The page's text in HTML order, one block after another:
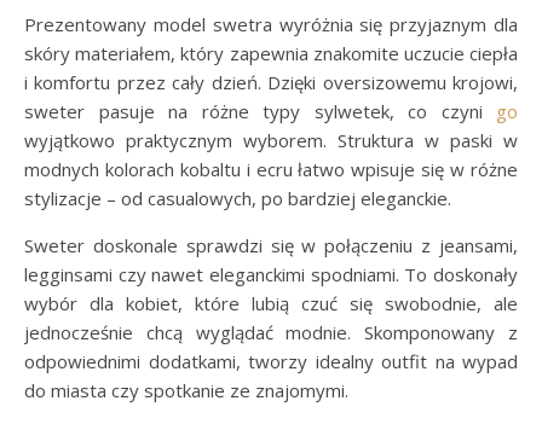
Prezentowany model swetra wyróżnia się przyjaznym dla
skóry materiałem, który zapewnia znakomite uczucie ciepła
i komfortu przez cały dzień. Dzięki oversizowemu krojowi,
sweter pasuje na różne typy sylwetek, co czyni go
wyjątkowo praktycznym wyborem. Struktura w paski w
modnych kolorach kobaltu i ecru łatwo wpisuje się w różne
stylizacje – od casualowych, po bardziej eleganckie.
Sweter doskonale sprawdzi się w połączeniu z jeansami,
legginsami czy nawet eleganckimi spodniami. To doskonały
wybór dla kobiet, które lubią czuć się swobodnie, ale
jednocześnie chcą wyglądać modnie. Skomponowany z
odpowiednimi dodatkami, tworzy idealny outfit na wypad
do miasta czy spotkanie ze znajomymi.